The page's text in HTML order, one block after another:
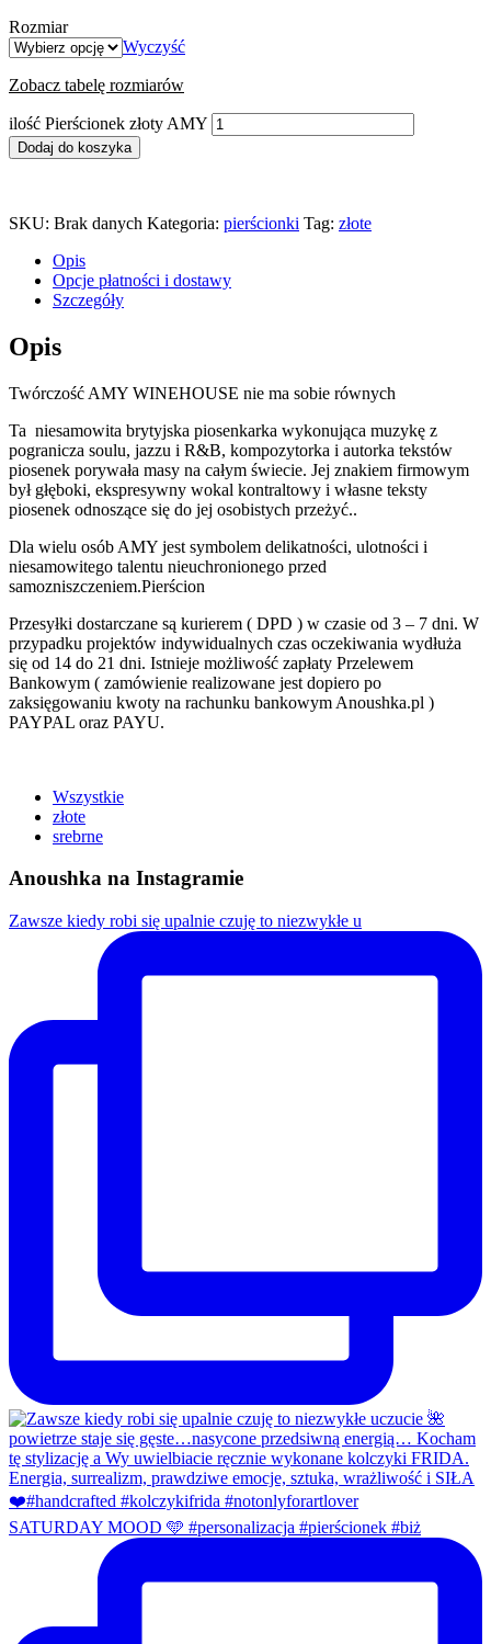
Rozmiar
Wyczyść
Zobacz tabelę rozmiarów
ilość Pierścionek złoty AMY
Dodaj do koszyka
SKU: Brak danych Kategoria: pierścionki Tag: złote
Opis
Opcje płatności i dostawy
Szczegóły
Opis
Twórczość AMY WINEHOUSE nie ma sobie równych
Ta niesamowita brytyjska piosenkarka wykonująca muzykę z
pogranicza soulu, jazzu i R&B, kompozytorka i autorka tekstów
piosenek porywała masy na całym świecie. Jej znakiem firmowym
był głęboki, ekspresywny wokal kontraltowy i własne teksty
piosenek odnoszące się do jej osobistych przeżyć..
Dla wielu osób AMY jest symbolem delikatności, ulotności i
niesamowitego talentu nieuchronionego przed
samozniszczeniem.Pierścion
Przesyłki dostarczane są kurierem ( DPD ) w czasie od 3 – 7 dni. W
przypadku projektów indywidualnych czas oczekiwania wydłuża
się od 14 do 21 dni. Istnieje możliwość zapłaty Przelewem
Bankowym ( zamówienie realizowane jest dopiero po
zaksięgowaniu kwoty na rachunku bankowym Anoushka.pl )
PAYPAL oraz PAYU.
Wszystkie
złote
srebrne
Anoushka na Instagramie
Zawsze kiedy robi się upalnie czuję to niezwykłe u
SATURDAY MOOD 🩵 #personalizacja #pierścionek #biż